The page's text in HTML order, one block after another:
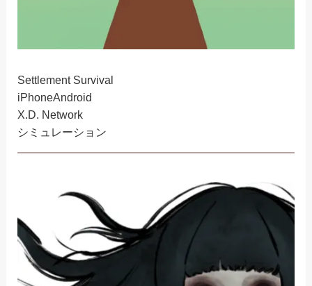
Settlement Survival
iPhoneAndroid
X.D. Network
シミュレーション